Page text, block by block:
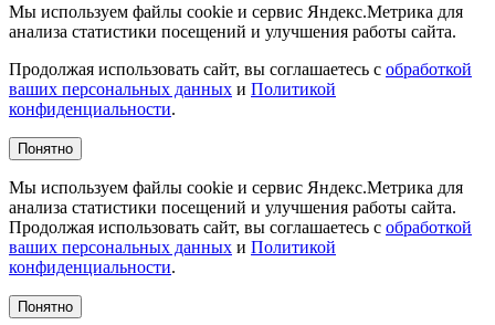
Мы используем файлы cookie и сервис Яндекс.Метрика для
анализа статистики посещений и улучшения работы сайта.
Продолжая использовать сайт, вы соглашаетесь с обработкой
ваших персональных данных и Политикой
конфиденциальности.
Понятно
Мы используем файлы cookie и сервис Яндекс.Метрика для
анализа статистики посещений и улучшения работы сайта.
Продолжая использовать сайт, вы соглашаетесь с обработкой
ваших персональных данных и Политикой
конфиденциальности.
Понятно